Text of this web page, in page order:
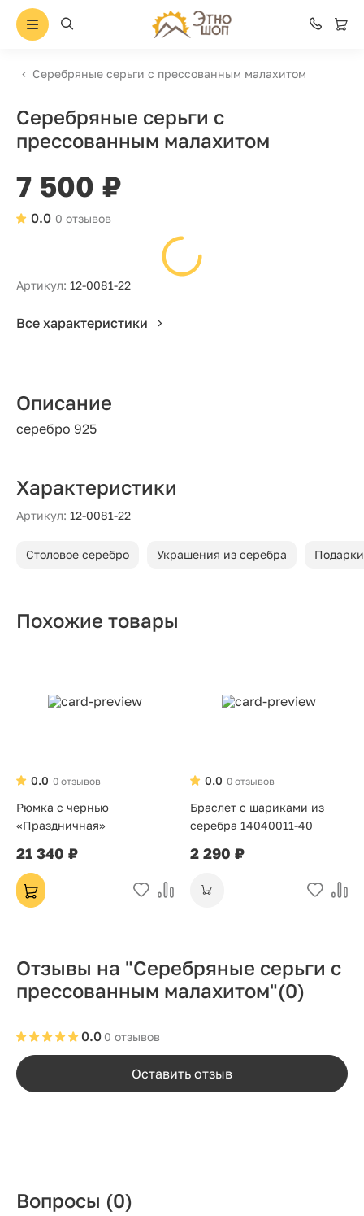
Серебряные серьги с прессованным малахитом
Серебряные серьги с
прессованным малахитом
7 500 ₽
0 отзывов
0.0
Артикул: 12-0081-22
Все характеристики
Описание
серебро 925
Характеристики
Артикул: 12-0081-22
Столовое серебро Украшения из серебра
Похожие товары
0 отзывов
0.0
Рюмка с чернью
«Праздничная»
21 340 ₽
0 отзывов
0.0
Браслет с шариками из
серебра 14040011-40
2 290 ₽
Отзывы на "Серебряные серьги с
прессованным малахитом"(0)
0 отзывов
0.0
Оставить отзыв
Вопросы (0)